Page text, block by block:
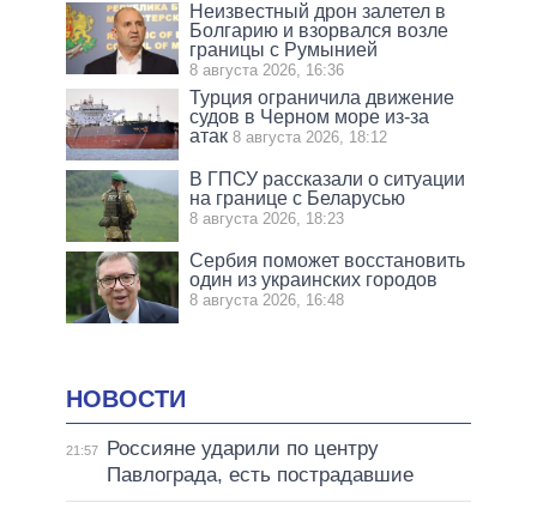
Неизвестный дрон залетел в
Болгарию и взорвался возле
границы с Румынией
8 августа 2026, 16:36
Турция ограничила движение
судов в Черном море из-за
атак 8 августа 2026, 18:12
В ГПСУ рассказали о ситуации
на границе с Беларусью
8 августа 2026, 18:23
Сербия поможет восстановить
один из украинских городов
8 августа 2026, 16:48
НОВОСТИ
21:57
Россияне ударили по центру
Павлограда, есть пострадавшие